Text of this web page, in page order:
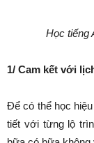
Học tiếng
1/ Cam kết với
Để có thể học
tiết với từng lộ